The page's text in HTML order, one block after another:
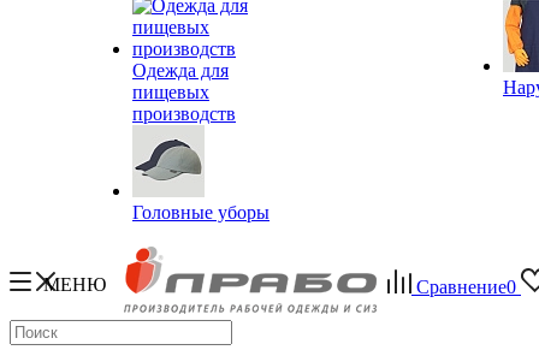
Одежда для
пищевых
производств
Головные уборы
МЕНЮ Сравнение0